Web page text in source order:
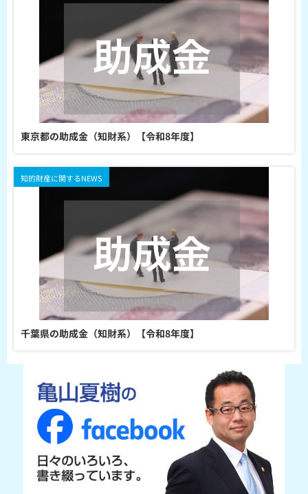
東京都の助成金（知財系）【令和8年度】
千葉県の助成金（知財系）【令和8年度】
知的財産に関するNEWS